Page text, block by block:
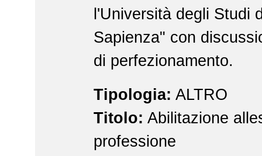
l'Università degli Studi
Sapienza" con
di perfezionamento.
Tipologia: ALTRO
Titolo: Abilitazione
professione